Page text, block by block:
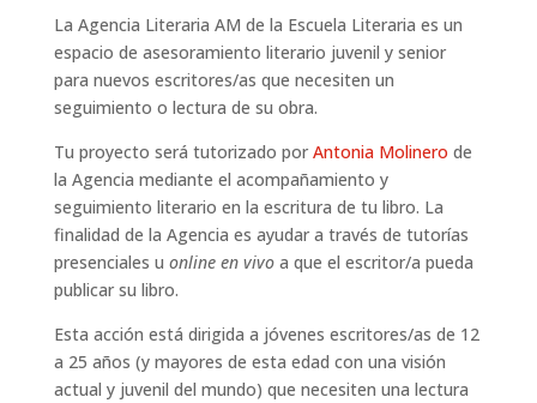
La Agencia Literaria AM de la Escuela Literaria es un
espacio de asesoramiento literario juvenil y senior
para nuevos escritores/as que necesiten un
seguimiento o lectura de su obra.
Tu proyecto será tutorizado por Antonia Molinero de
la Agencia mediante el acompañamiento y
seguimiento literario en la escritura de tu libro. La
finalidad de la Agencia es ayudar a través de tutorías
presenciales u online en vivoa que el escritor/a pueda
publicar su libro.
Esta acción está dirigida a jóvenes escritores/as de 12
a 25 años (y mayores de esta edad con una visión
actual y juvenil del mundo) que necesiten una lectura